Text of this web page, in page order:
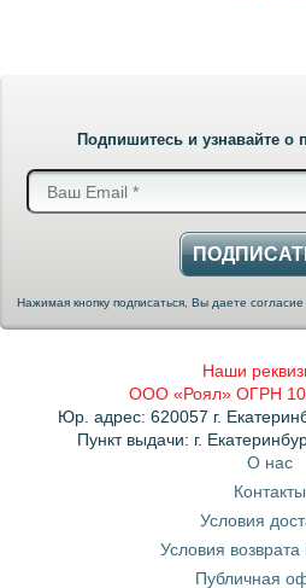
Подпишитесь и узнавайте о
Нажимая кнопку подписаться, Вы даете
Наши
ООО «Роял» ОГРН
Юр. адрес: 620057 г.
Пункт выдачи: г.
О нас
Контакты
Условия
Условия
Публичная